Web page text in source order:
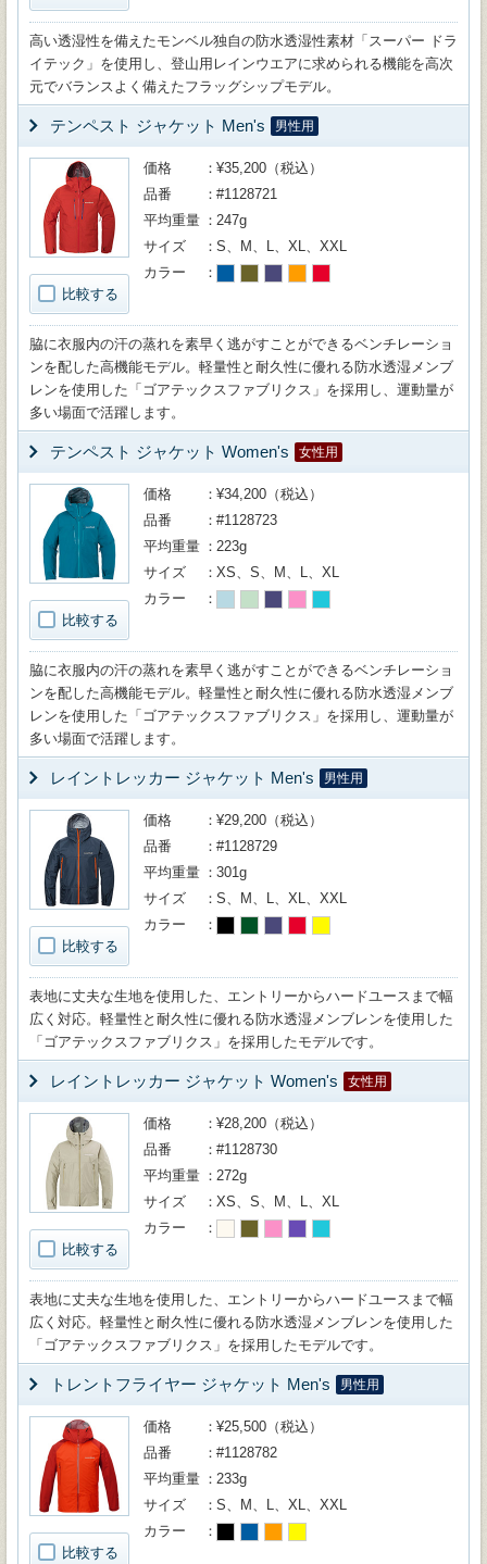
高い透湿性を備えたモンベル独自の防水透湿性素材「スーパー ドラ
イテック」を使用し、登山用レインウエアに求められる機能を高次
元でバランスよく備えたフラッグシップモデル。
テンペスト ジャケット Men's 男性用
比較する
価格
¥35,200（税込）
品番
#1128721
平均重量
247g
サイズ
S、M、L、XL、XXL
カラー
脇に衣服内の汗の蒸れを素早く逃がすことができるベンチレーショ
ンを配した高機能モデル。軽量性と耐久性に優れる防水透湿メンブ
レンを使用した「ゴアテックスファブリクス」を採用し、運動量が
多い場面で活躍します。
テンペスト ジャケット Women's 女性用
比較する
価格
¥34,200（税込）
品番
#1128723
平均重量
223g
サイズ
XS、S、M、L、XL
カラー
脇に衣服内の汗の蒸れを素早く逃がすことができるベンチレーショ
ンを配した高機能モデル。軽量性と耐久性に優れる防水透湿メンブ
レンを使用した「ゴアテックスファブリクス」を採用し、運動量が
多い場面で活躍します。
レイントレッカー ジャケット Men's 男性用
比較する
価格
¥29,200（税込）
品番
#1128729
平均重量
301g
サイズ
S、M、L、XL、XXL
カラー
表地に丈夫な生地を使用した、エントリーからハードユースまで幅
広く対応。軽量性と耐久性に優れる防水透湿メンブレンを使用した
「ゴアテックスファブリクス」を採用したモデルです。
レイントレッカー ジャケット Women's 女性用
比較する
価格
¥28,200（税込）
品番
#1128730
平均重量
272g
サイズ
XS、S、M、L、XL
カラー
表地に丈夫な生地を使用した、エントリーからハードユースまで幅
広く対応。軽量性と耐久性に優れる防水透湿メンブレンを使用した
「ゴアテックスファブリクス」を採用したモデルです。
トレントフライヤー ジャケット Men's 男性用
比較する
価格
¥25,500（税込）
品番
#1128782
平均重量
233g
サイズ
S、M、L、XL、XXL
カラー